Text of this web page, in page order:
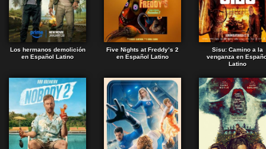
Los hermanos demolición
en Español Latino
Five Nights at Freddy’s 2
en Español Latino
Sisu: Camino a la
venganza en
Latino